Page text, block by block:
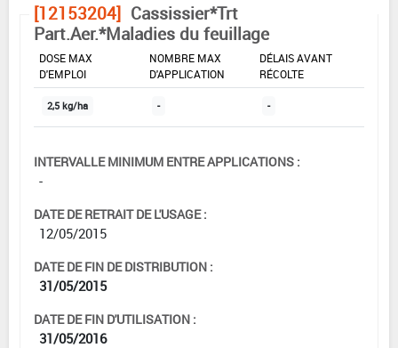
[12153204] Cassissier*Trt
Part.Aer.*Maladies du feuillage
DOSE MAX
D'EMPLOI
NOMBRE MAX
D'APPLICATION
DÉLAIS AVANT
RÉCOLTE
2,5 kg/ha - -
INTERVALLE MINIMUM ENTRE APPLICATIONS :
-
DATE DE RETRAIT DE L'USAGE :
12/05/2015
DATE DE FIN DE DISTRIBUTION :
31/05/2015
DATE DE FIN D'UTILISATION :
31/05/2016